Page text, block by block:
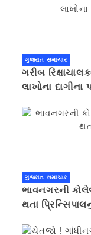
ગુજરાત સમાચાર
ગરીબ
લાખોના
ગુજરાત સમાચાર
ભાવનગરની
થતા